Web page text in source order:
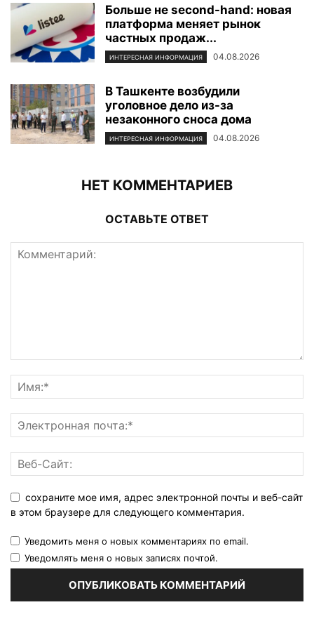
Больше не second-hand: новая
платформа меняет рынок
частных продаж...
ИНТЕРЕСНАЯ ИНФОРМАЦИЯ 04.08.2026
В Ташкенте возбудили
уголовное дело из-за
незаконного сноса дома
ИНТЕРЕСНАЯ ИНФОРМАЦИЯ 04.08.2026
НЕТ КОММЕНТАРИЕВ
ОСТАВЬТЕ ОТВЕТ
сохраните мое имя, адрес электронной почты и веб-сайт
в этом браузере для следующего комментария.
Уведомить меня о новых комментариях по email.
Уведомлять меня о новых записях почтой.